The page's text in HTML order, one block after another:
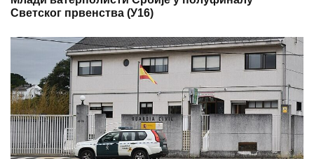
Светског првенства (У16)